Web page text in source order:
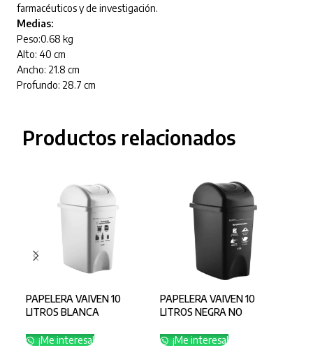
farmacéuticos y de investigación.
Medias:
Peso:0.68 kg
Alto: 40 cm
Ancho: 21.8 cm
Profundo: 28.7 cm
Productos relacionados
PAPELERA VAIVEN 10
LITROS BLANCA
¡Me interesa!
PAPELERA VAIVEN 10
LITROS NEGRA NO
¡Me interesa!